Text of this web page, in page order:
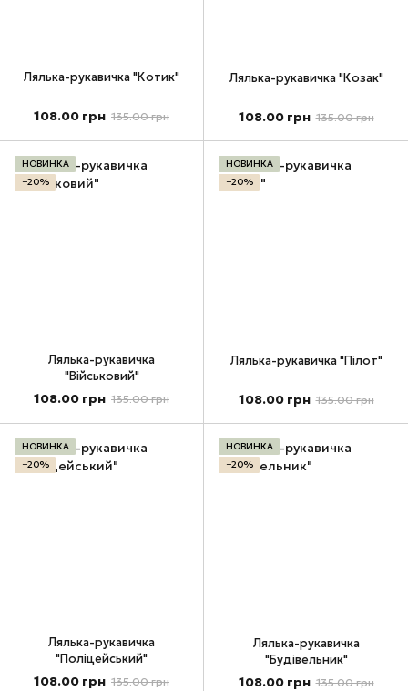
Лялька-рукавичка "Котик"
108.00 грн 135.00 грн
Лялька-рукавичка "Козак"
108.00 грн 135.00 грн
НОВИНКА
−20%
Лялька-рукавичка
"Військовий"
108.00 грн 135.00 грн
НОВИНКА
−20%
Лялька-рукавичка "Пілот"
108.00 грн 135.00 грн
НОВИНКА
−20%
Лялька-рукавичка
"Поліцейський"
108.00 грн 135.00 грн
НОВИНКА
−20%
Лялька-рукавичка
"Будівельник"
108.00 грн 135.00 грн